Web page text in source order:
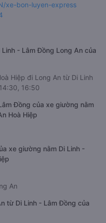
xe-bon-luyen-express
- Lâm Đồng Long An của
Hiệp đi Long An từ Di Linh
16:50
Đồng của xe giường nằm
Hoà Hiệp
xe giường nằm Di Linh -
An
từ Di Linh - Lâm Đồng của